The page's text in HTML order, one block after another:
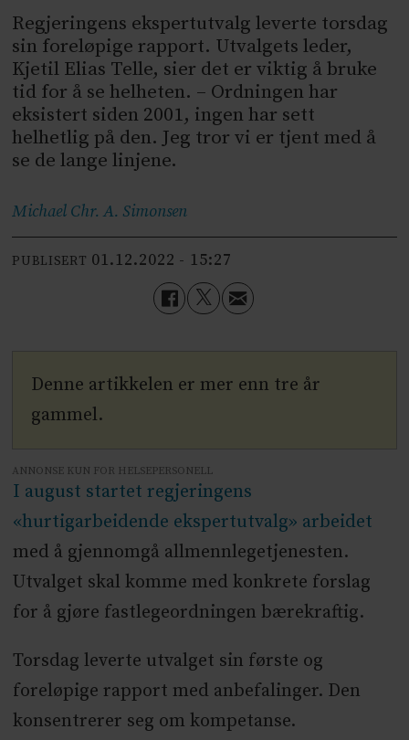
Regjeringens ekspertutvalg leverte torsdag
sin foreløpige rapport. Utvalgets leder,
Kjetil Elias Telle, sier det er viktig å bruke
tid for å se helheten. – Ordningen har
eksistert siden 2001, ingen har sett
helhetlig på den. Jeg tror vi er tjent med å
se de lange linjene.
Michael Chr. A. Simonsen
PUBLISERT 01.12.2022 - 15:27
Denne artikkelen er mer enn tre år
gammel.
ANNONSE KUN FOR HELSEPERSONELL
I august startet regjeringens
«hurtigarbeidende ekspertutvalg» arbeidet
med å gjennomgå allmennlegetjenesten.
Utvalget skal komme med konkrete forslag
for å gjøre fastlegeordningen bærekraftig.
Torsdag leverte utvalget sin første og
foreløpige rapport med anbefalinger. Den
konsentrerer seg om kompetanse.